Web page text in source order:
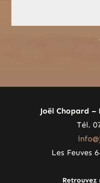
Joël Chopard –
Tél.
Les Feuves
Retrouvez